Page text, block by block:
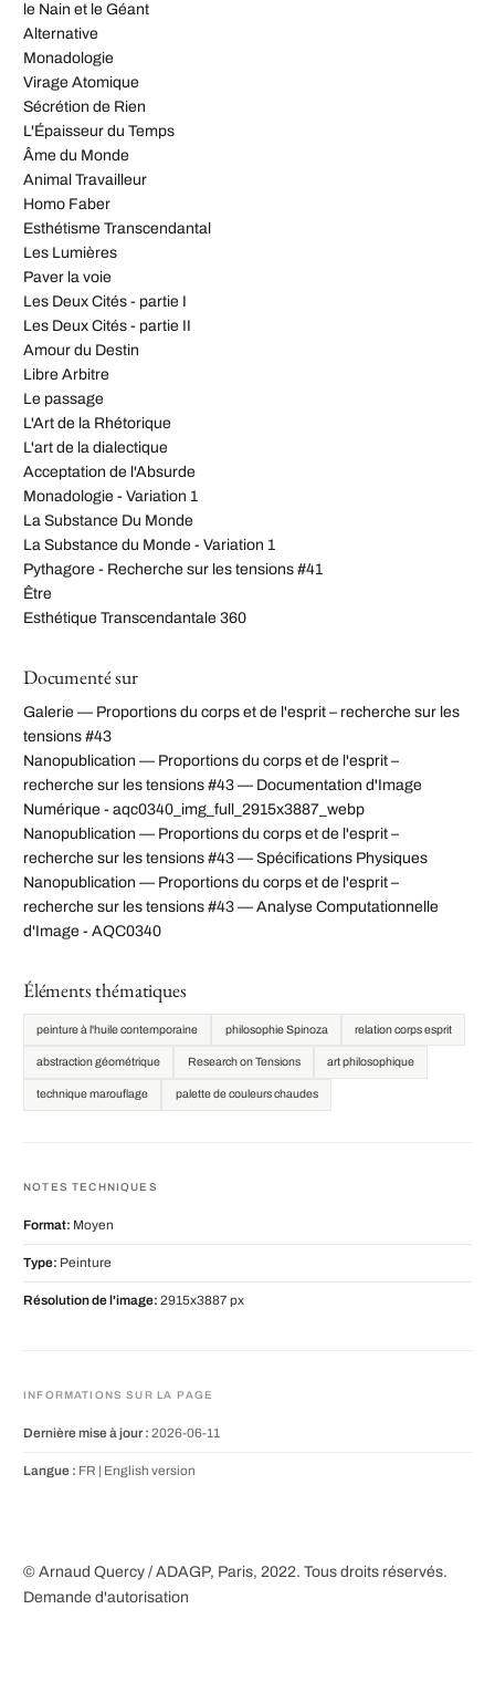
le Nain et le Géant
Alternative
Monadologie
Virage Atomique
Sécrétion de Rien
L'Épaisseur du Temps
Âme du Monde
Animal Travailleur
Homo Faber
Esthétisme Transcendantal
Les Lumières
Paver la voie
Les Deux Cités - partie I
Les Deux Cités - partie II
Amour du Destin
Libre Arbitre
Le passage
L'Art de la Rhétorique
L'art de la dialectique
Acceptation de l'Absurde
Monadologie - Variation 1
La Substance Du Monde
La Substance du Monde - Variation 1
Pythagore - Recherche sur les tensions #41
Être
Esthétique Transcendantale 360
Documenté sur
Galerie — Proportions du corps et de l'esprit – recherche sur les
tensions #43
Nanopublication — Proportions du corps et de l'esprit –
recherche sur les tensions #43 — Documentation d'Image
Numérique - aqc0340_img_full_2915x3887_webp
Nanopublication — Proportions du corps et de l'esprit –
recherche sur les tensions #43 — Spécifications Physiques
Nanopublication — Proportions du corps et de l'esprit –
recherche sur les tensions #43 — Analyse Computationnelle
d'Image - AQC0340
Éléments thématiques
peinture à l'huile contemporaine philosophie Spinoza relation corps esprit
abstraction géométrique Research on Tensions art philosophique
technique marouflage palette de couleurs chaudes
NOTES TECHNIQUES
Format: Moyen
Type: Peinture
Résolution de l'image: 2915x3887 px
INFORMATIONS SUR LA PAGE
Dernière mise à jour : 2026-06-11
Langue : FR | English version
© Arnaud Quercy / ADAGP, Paris, 2022. Tous droits réservés.
Demande d'autorisation